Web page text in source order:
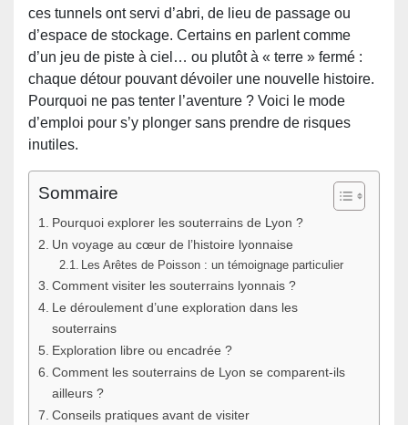
ces tunnels ont servi d’abri, de lieu de passage ou
d’espace de stockage. Certains en parlent comme
d’un jeu de piste à ciel… ou plutôt à « terre » fermé :
chaque détour pouvant dévoiler une nouvelle histoire.
Pourquoi ne pas tenter l’aventure ? Voici le mode
d’emploi pour s’y plonger sans prendre de risques
inutiles.
Sommaire
Pourquoi explorer les souterrains de Lyon ?
Un voyage au cœur de l’histoire lyonnaise
Les Arêtes de Poisson : un témoignage particulier
Comment visiter les souterrains lyonnais ?
Le déroulement d’une exploration dans les
souterrains
Exploration libre ou encadrée ?
Comment les souterrains de Lyon se comparent-ils
ailleurs ?
Conseils pratiques avant de visiter